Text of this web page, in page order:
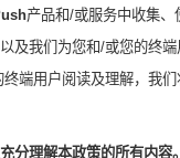
产品和/或服务中收集、
及我们为您和/或您的终
终端用户阅读及理解，我
分理解本政策的所有内